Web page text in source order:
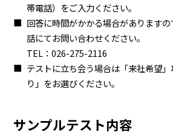
帯電話）をご入力ください。
回答に時間がかかる場合があります
話にてお問い合わせください。
TEL： 026-275-2116
テストに立ち会う場合は「来社希望
り」をお選びください。
サンプルテスト内容